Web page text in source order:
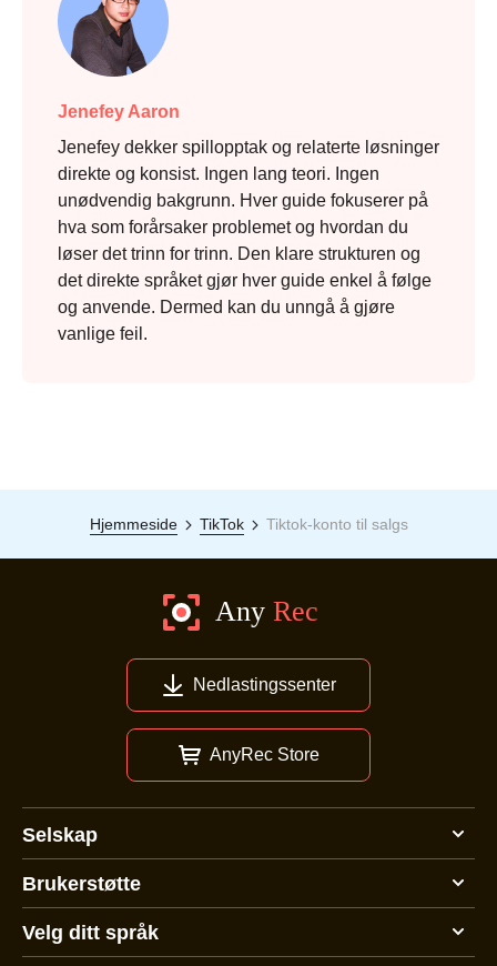
Jenefey Aaron
Jenefey dekker spillopptak og relaterte løsninger
direkte og konsist. Ingen lang teori. Ingen
unødvendig bakgrunn. Hver guide fokuserer på
hva som forårsaker problemet og hvordan du
løser det trinn for trinn. Den klare strukturen og
det direkte språket gjør hver guide enkel å følge
og anvende. Dermed kan du unngå å gjøre
vanlige feil.
Hjemmeside TikTok Tiktok-konto til salgs
Nedlastingssenter
AnyRec Store
Selskap
Brukerstøtte
Velg ditt språk